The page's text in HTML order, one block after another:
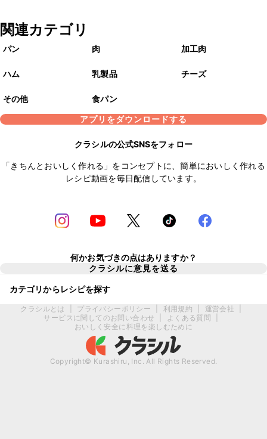
関連カテゴリ
パン 肉 加工肉
ハム 乳製品 チーズ
その他
食パン
アプリをダウンロードする
クラシルの公式SNSをフォロー
「きちんとおいしく作れる」をコンセプトに、簡単においしく作れる
レシピ動画を毎日配信しています。
何かお気づきの点はありますか？
クラシルに意見を送る
カテゴリからレシピを探す
クラシルとは プライバシーポリシー 利用規約 運営会社
サービスに関してのお問い合わせ
よくある質問
おいしく安全に料理を楽しむために
Copyright© Kurashiru, Inc. All Rights Reserved.